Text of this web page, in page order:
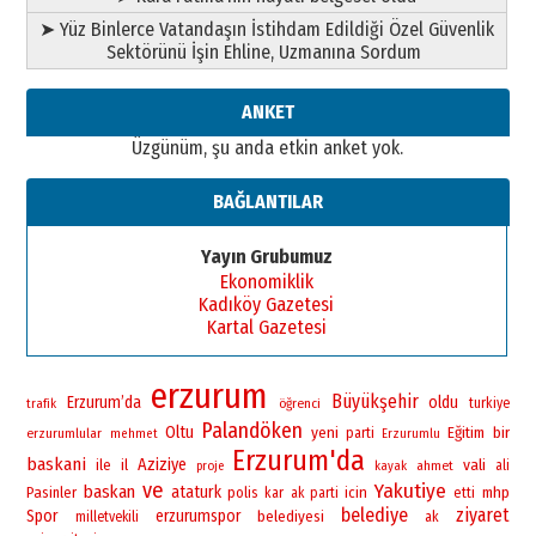
Ahmed Yesevi’den bir Alperen…
”Reisimiz” idi… Hakka yürüdü.!
26 Mart 2026 Perşembe
gönül adamı Faruk Terzioğlu!
Başkan Sekmen’den Erzurum’a
bir vizyon proje daha!
02 Ağustos 2026 Pazar
➤ Yüz Binlerce Vatandaşın İstihdam Edildiği Özel Güvenlik
Sektörünü İşin Ehline, Uzmanına Sordum
ANKET
Üzgünüm, şu anda etkin anket yok.
BAĞLANTILAR
Yayın Grubumuz
Ekonomiklik
Kadıköy Gazetesi
Kartal Gazetesi
trafik Erzurum’da erzurum öğrenci Büyükşehir oldu
turkiye
erzurumlular
mehmet Oltu Palandöken yeni parti Erzurumlu Eğitim bir
baskani ile il Aziziye proje Erzurum'da kayak ahmet vali ali
Pasinler baskan ve ataturk polis kar ak parti icin Yakutiye etti mhp
Spor milletvekili erzurumspor belediyesi belediye ak ziyaret